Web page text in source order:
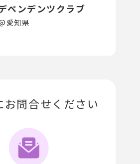
ペンデンツクラブ
愛知県
お問合せください